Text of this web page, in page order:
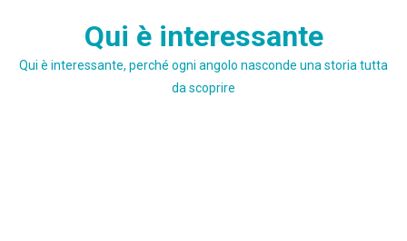
Qui è interessante
Qui è interessante, perché ogni angolo nasconde una storia tutta
da scoprire